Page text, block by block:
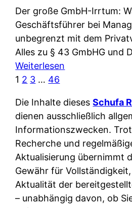
h
e
t
e
D
a
t
e
n
w
i
l
c
h
e
n
n
d
e
r
n
u
n
l
ä
u
e
r
A
p
p
&
O
n
Der große GmbH-Irrtum:
Geschäftsführer bei
unbegrenzt mit dem
Alles zu § 43 GmbHG und
Weiterlesen
b
H
-
M
y
t
h
o
1 2 3 … 46
Die Inhalte diesesSchufa
dienen ausschließlich
Informationszwecken.
Recherche und
Aktualisierung übernimmt
Gewähr für
Aktualität der
– unabhängig davon, ob